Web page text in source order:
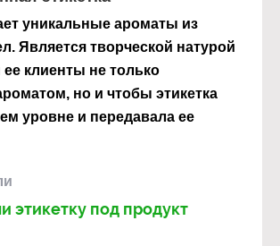
уникальные ароматы из
Является творческой натурой
ее клиенты не только
но и чтобы этикетка
уровне и передавала ее
этикетку под продукт